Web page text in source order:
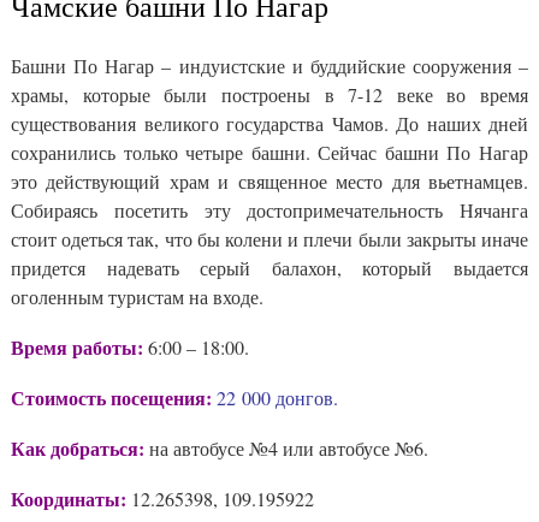
Башни По Нагар – индуистские и буддийские сооружения –
храмы, которые были построены в 7-12 веке во время
существования великого государства Чамов. До наших дней
сохранились только четыре башни. Сейчас башни По Нагар
это действующий храм и священное место для вьетнамцев.
Собираясь посетить эту достопримечательность Нячанга
стоит одеться так, что бы колени и плечи были закрыты иначе
придется надевать серый балахон, который выдается
оголенным туристам на входе.
Время работы: 6:00 – 18:00.
Стоимость посещения: 22 000 донгов.
Как добраться: на автобусе №4 или автобусе №6.
Координаты: 12.265398, 109.195922